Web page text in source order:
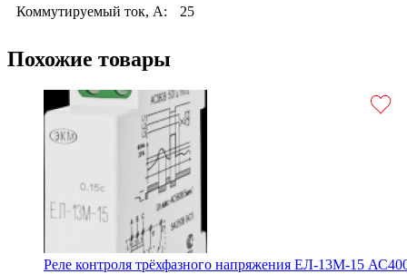
Коммутируемый ток, А: 25
Похожие товары
Реле контроля трёхфазного напряжения ЕЛ-13М-15